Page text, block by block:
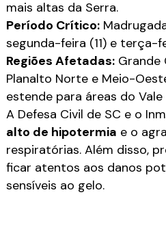
mais altas da Serra.
Período Crítico:
segunda-feira (11) e terça-
Regiões Afetadas:Grande
Planalto Norte e Meio-
estende para áreas do
A Defesa Civil de SC e o
alto de hipotermia e o
respiratórias. Além disso,
ficar atentos aos danos
sensíveis ao gelo.